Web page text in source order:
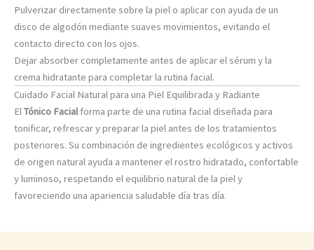
Pulverizar directamente sobre la piel o aplicar con ayuda de un
disco de algodón mediante suaves movimientos, evitando el
contacto directo con los ojos.
Dejar absorber completamente antes de aplicar el sérum y la
crema hidratante para completar la rutina facial.
Cuidado Facial Natural para una Piel Equilibrada y Radiante
ElTónico Facialforma parte de una rutina facial diseñada para
tonificar, refrescar y preparar la piel antes de los tratamientos
posteriores. Su combinación de ingredientes ecológicos y activos
de origen natural ayuda a mantener el rostro hidratado, confortable
y luminoso, respetando el equilibrio natural de la piel y
favoreciendo una apariencia saludable día tras día.